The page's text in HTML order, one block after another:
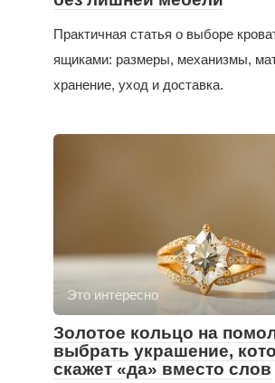
Практичная статья о выборе
ящиками: размеры, механизмы,
хранение, уход и доставка.
Это интересно
Золотое кольцо на
выбрать украшение,
скажет «да» вместо слов